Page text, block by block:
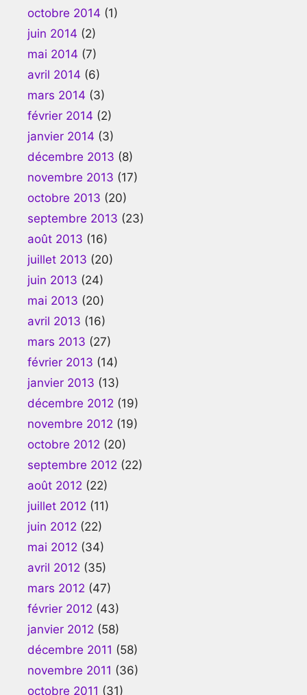
octobre 2014 (1)
juin 2014 (2)
mai 2014 (7)
avril 2014 (6)
mars 2014 (3)
février 2014 (2)
janvier 2014 (3)
décembre 2013 (8)
novembre 2013 (17)
octobre 2013 (20)
septembre 2013 (23)
août 2013 (16)
juillet 2013 (20)
juin 2013 (24)
mai 2013 (20)
avril 2013 (16)
mars 2013 (27)
février 2013 (14)
janvier 2013 (13)
décembre 2012 (19)
novembre 2012 (19)
octobre 2012 (20)
septembre 2012 (22)
août 2012 (22)
juillet 2012 (11)
juin 2012 (22)
mai 2012 (34)
avril 2012 (35)
mars 2012 (47)
février 2012 (43)
janvier 2012 (58)
décembre 2011 (58)
novembre 2011 (36)
octobre 2011 (31)